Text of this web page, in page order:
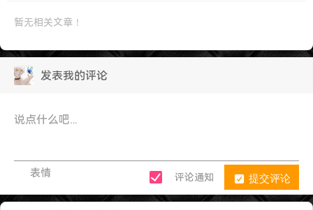
暂无相关文章！
发表我的评论
提交评论
评论通知
表情